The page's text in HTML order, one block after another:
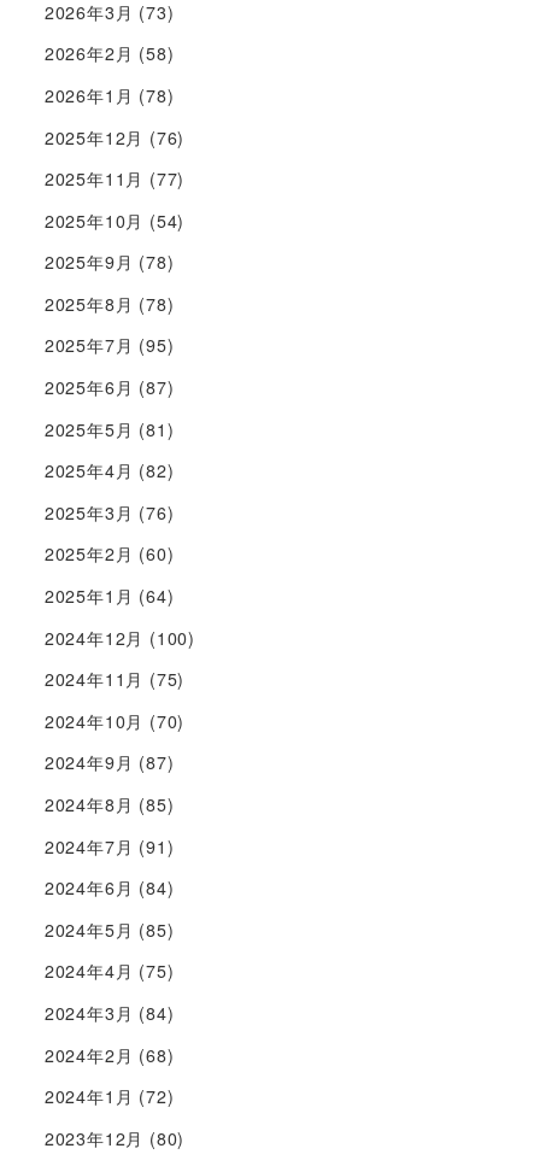
2026年3月 (73)
2026年2月 (58)
2026年1月 (78)
2025年12月 (76)
2025年11月 (77)
2025年10月 (54)
2025年9月 (78)
2025年8月 (78)
2025年7月 (95)
2025年6月 (87)
2025年5月 (81)
2025年4月 (82)
2025年3月 (76)
2025年2月 (60)
2025年1月 (64)
2024年12月 (100)
2024年11月 (75)
2024年10月 (70)
2024年9月 (87)
2024年8月 (85)
2024年7月 (91)
2024年6月 (84)
2024年5月 (85)
2024年4月 (75)
2024年3月 (84)
2024年2月 (68)
2024年1月 (72)
2023年12月 (80)